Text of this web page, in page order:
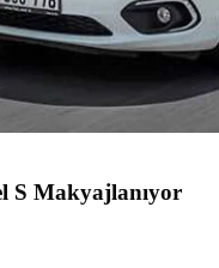
S Makyajlanıyor